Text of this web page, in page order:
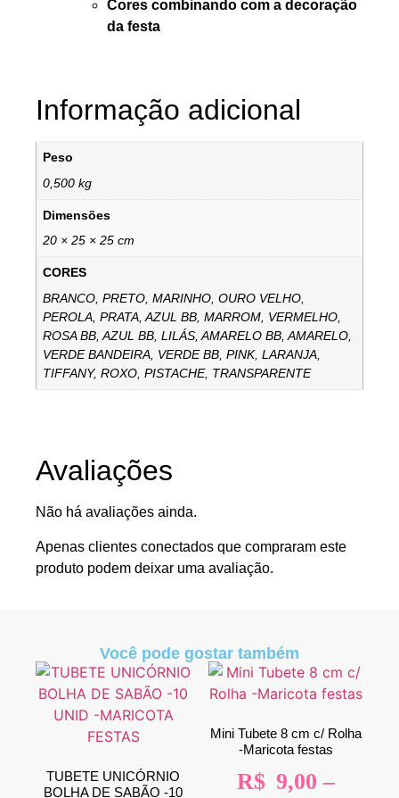
Cores combinando com a decoração
da festa
Informação adicional
Peso
0,500 kg
Dimensões
20 × 25 × 25 cm
CORES
BRANCO, PRETO, MARINHO, OURO VELHO,
PEROLA, PRATA, AZUL BB, MARROM, VERMELHO,
ROSA BB, AZUL BB, LILÁS, AMARELO BB, AMARELO,
VERDE BANDEIRA, VERDE BB, PINK, LARANJA,
TIFFANY, ROXO, PISTACHE, TRANSPARENTE
Avaliações
Não há avaliações ainda.
Apenas clientes conectados que compraram este
produto podem deixar uma avaliação.
Você pode gostar também
TUBETE UNICÓRNIO
BOLHA DE SABÃO -10
Mini Tubete 8 cm c/ Rolha
-Maricota festas
R$ 9,00 –